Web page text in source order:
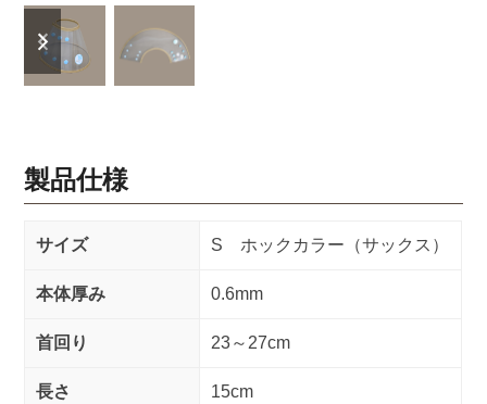
previous
slide
next
slide
製品仕様
サイズ S ホックカラー（サックス）
本体厚み 0.6mm
首回り 23～27cm
長さ 15cm